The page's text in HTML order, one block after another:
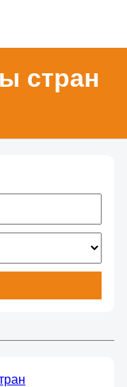
стран